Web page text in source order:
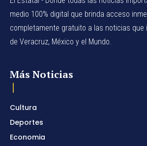
medio 100% digital que brinda acceso
completamente gratuito a las noticias que
de Veracruz, México y el Mundo.
Más Noticias
Cultura
Deportes
Economia